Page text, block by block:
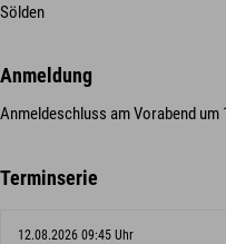
Sölden
Anmeldung
Anmeldeschluss am Vorabend um
Terminserie
12.08.2026 09:45 Uhr